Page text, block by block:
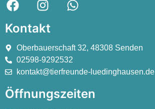
Kontakt
Oberbauerschaft 32, 48308 Senden
02598-9292532
kontakt@tierfreunde-luedinghausen.de
Öffnungszeiten